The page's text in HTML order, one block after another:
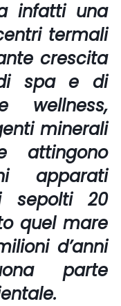
infatti una
termali
crescita
spa e di
wellness,
minerali
attingono
apparati
sepolti 20
quel mare
d’anni
parte